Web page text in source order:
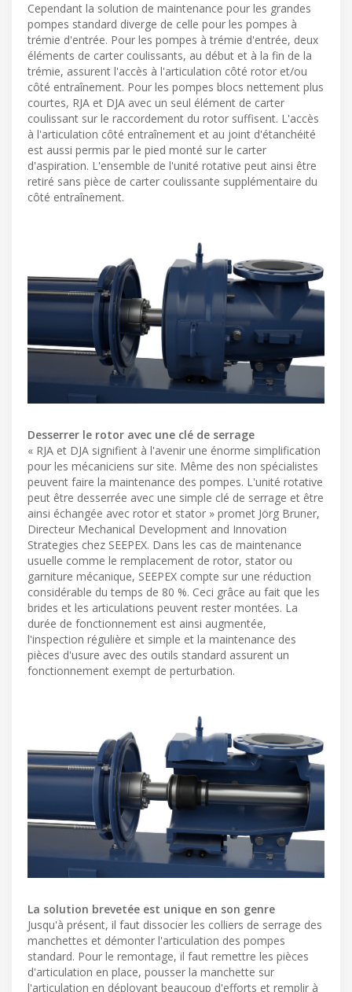
Cependant la solution de maintenance pour les grandes
pompes standard diverge de celle pour les pompes à
trémie d'entrée. Pour les pompes à trémie d'entrée, deux
éléments de carter coulissants, au début et à la fin de la
trémie, assurent l'accès à l'articulation côté rotor et/ou
côté entraînement. Pour les pompes blocs nettement plus
courtes, RJA et DJA avec un seul élément de carter
coulissant sur le raccordement du rotor suffisent. L'accès
à l'articulation côté entraînement et au joint d'étanchéité
est aussi permis par le pied monté sur le carter
d'aspiration. L'ensemble de l'unité rotative peut ainsi être
retiré sans pièce de carter coulissante supplémentaire du
côté entraînement.
Desserrer le rotor avec une clé de serrage
« RJA et DJA signifient à l'avenir une énorme simplification
pour les mécaniciens sur site. Même des non spécialistes
peuvent faire la maintenance des pompes. L'unité rotative
peut être desserrée avec une simple clé de serrage et être
ainsi échangée avec rotor et stator » promet Jörg Bruner,
Directeur Mechanical Development and Innovation
Strategies chez SEEPEX. Dans les cas de maintenance
usuelle comme le remplacement de rotor, stator ou
garniture mécanique, SEEPEX compte sur une réduction
considérable du temps de 80 %. Ceci grâce au fait que les
brides et les articulations peuvent rester montées. La
durée de fonctionnement est ainsi augmentée,
l'inspection régulière et simple et la maintenance des
pièces d'usure avec des outils standard assurent un
fonctionnement exempt de perturbation.
La solution brevetée est unique en son genre
Jusqu'à présent, il faut dissocier les colliers de serrage des
manchettes et démonter l'articulation des pompes
standard. Pour le remontage, il faut remettre les pièces
d'articulation en place, pousser la manchette sur
l'articulation en déployant beaucoup d'efforts et remplir à